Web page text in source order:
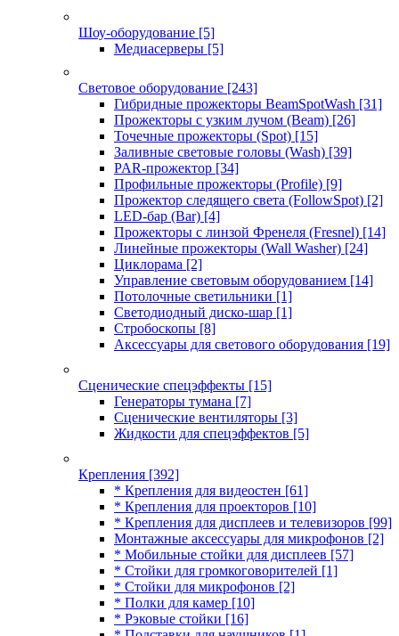
Шоу-оборудование [5]
Медиасерверы [5]
Световое оборудование [243]
Гибридные прожекторы BeamSpotWash [31]
Прожекторы с узким лучом (Beam) [26]
Точечные прожекторы (Spot) [15]
Заливные световые головы (Wash) [39]
PAR-прожектор [34]
Профильные прожекторы (Profile) [9]
Прожектор следящего света (FollowSpot) [2]
LED-бар (Bar) [4]
Прожекторы с линзой Френеля (Fresnel) [14]
Линейные прожекторы (Wall Washer) [24]
Циклорама [2]
Управление световым оборудованием [14]
Потолочные светильники [1]
Светодиодный диско-шар [1]
Стробоскопы [8]
Аксессуары для светового оборудования [19]
Сценические спецэффекты [15]
Генераторы тумана [7]
Сценические вентиляторы [3]
Жидкости для спецэффектов [5]
Крепления [392]
* Крепления для видеостен [61]
* Крепления для проекторов [10]
* Крепления для дисплеев и телевизоров [99]
Монтажные аксессуары для микрофонов [2]
* Мобильные стойки для дисплеев [57]
* Стойки для громкоговорителей [1]
* Стойки для микрофонов [2]
* Полки для камер [10]
* Рэковые стойки [16]